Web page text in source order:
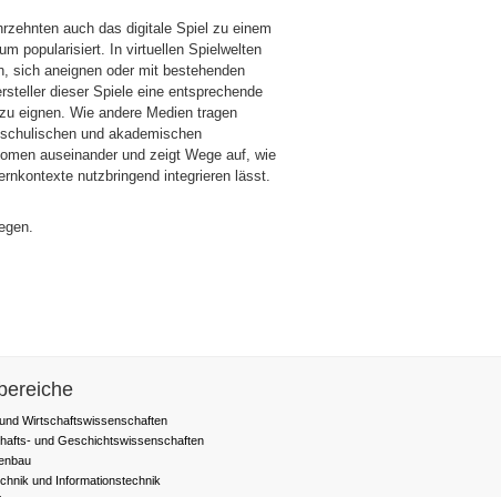
auch das digitale Spiel zu einem
popularisiert. In virtuellen Spielwelten
sich aneignen oder mit bestehenden
dieser Spiele eine entsprechende
eignen. Wie andere Medien tragen
und akademischen
auseinander und zeigt Wege auf, wie
nutzbringend integrieren lässt.
Wirtschaftswissenschaften
und Geschichtswissenschaften
und Informationstechnik